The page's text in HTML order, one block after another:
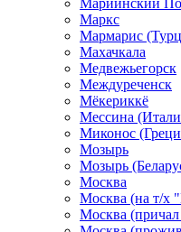
Мариинский
Маркс
Мармарис
Махачкала
Медвежьегорск
Междуреченск
Мёкериккё
Мессина
Миконос
Мозырь
Мозырь
Москва
Москва (на т/х
Москва